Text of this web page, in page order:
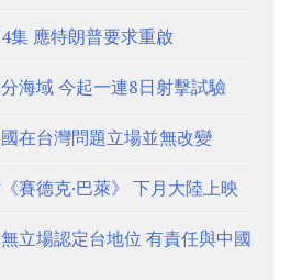
集 應特朗普要求重啟
海域 今起一連8日射擊試驗
在台灣問題立場並無改變
賽德克·巴萊》 下月大陸上映
立場認定台地位 有責任與中國